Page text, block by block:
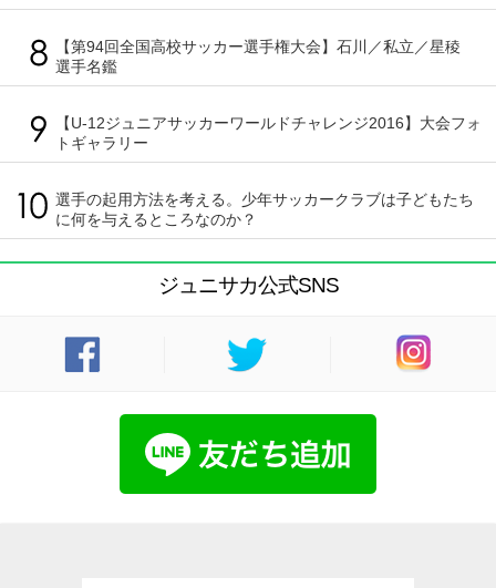
【第94回全国高校サッカー選手権大会】石川／私立／星稜
選手名鑑
【U-12ジュニアサッカーワールドチャレンジ2016】大会フォ
トギャラリー
選手の起用方法を考える。少年サッカークラブは子どもたち
に何を与えるところなのか？
ジュニサカ公式SNS